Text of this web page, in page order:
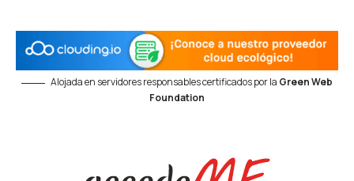
Alojada en servidores responsables certificados por la Green Web
Foundation